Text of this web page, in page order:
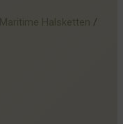
Maritime Halsketten